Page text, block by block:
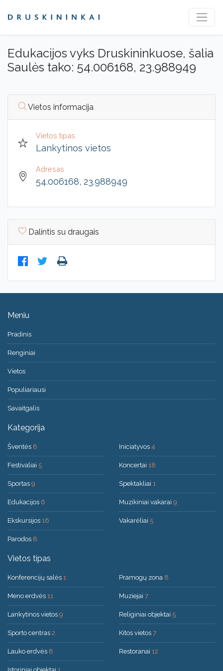
Edukacijos vyks Druskininkuose, šalia
Saulės tako: 54.006168, 23.988949
Vietos informacija
Vietos tipas
Lankytinos vietos
Adresas
54.006168, 23.988949
Dalintis su draugais
Meniu
Pradinis
Renginiai
Vietos
Populiariausi
Savaitgalis
Kategorija
Šventės 8
Festivaliai 5
Sportas 9
Edukacijos 6
Ekskursijos 16
Parodos 8
Iniciatyvos 4
Koncertai 18
Spektakliai 1
Muzikiniai vakarai 9
Vakarėliai 5
Vietos tipas
Konferencijų salės 1
Meno erdvės 11
Lankytinos vietos 9
Sporto centras 2
Lauko erdvės 8
Pramogų zona 8
Muziejai 7
Religiniai objektai 5
Kitos vietos 7
Restoranai 12